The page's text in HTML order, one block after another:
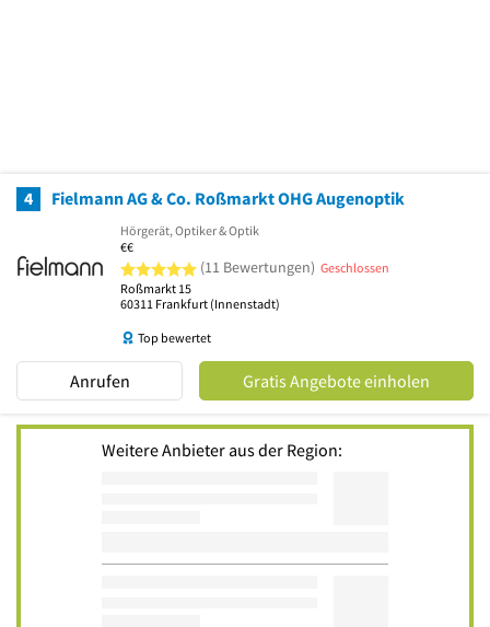
4 Fielmann AG & Co. Roßmarkt OHG Augenoptik
Hörgerät, Optiker & Optik
€€
5 von 5 Sternen
(11 Bewertungen) Geschlossen
Roßmarkt 15
60311 Frankfurt (Innenstadt)
Top bewertet
Anrufen Gratis Angebote einholen
Weitere Anbieter aus der Region: